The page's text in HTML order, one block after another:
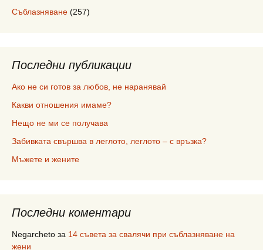
Съблазняване (257)
Последни публикации
Ако не си готов за любов, не наранявай
Какви отношения имаме?
Нещо не ми се получава
Забивката свършва в леглото, леглото – с връзка?
Мъжете и жените
Последни коментари
Negarcheto за 14 съвета за свалячи при съблазняване на
жени